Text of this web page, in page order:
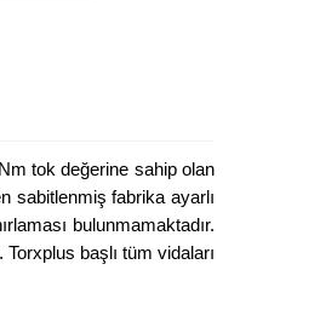
tok değerine sahip olan
sabitlenmiş fabrika ayarlı
bulunmamaktadır.
başlı tüm vidaları